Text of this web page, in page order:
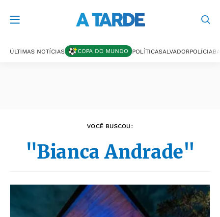
ÚLTIMAS NOTÍCIAS COPA DO MUNDO POLÍTICASALVADORPOLÍCIA
VOCÊ BUSCOU:
"Bianca Andrade"